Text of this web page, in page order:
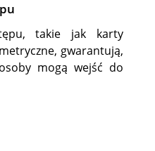
takie jak karty
gwarantują,
mogą wejść do